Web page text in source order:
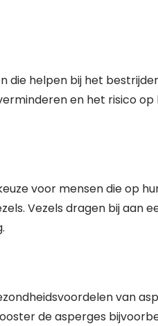
helpen bij het
en het risico
voor mensen die op
Vezels dragen bij aan
van
de asperges